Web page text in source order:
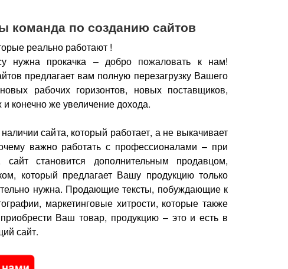
команда по созданию сайтов
реально работают !
нужна прокачка – добро пожаловать к нам!
предлагает вам полную перезагрузку Вашего
рабочих горизонтов, новых поставщиков,
конечно же увеличение дохода.
сайта, который работает, а не выкачивает
важно работать с профессионалами – при
сайт становится дополнительным продавцом,
который предлагает Вашу продукцию только
нужна. Продающие тексты, побуждающие к
маркетинговые хитрости, которые также
Ваш товар, продукцию – это и есть в
сайт.